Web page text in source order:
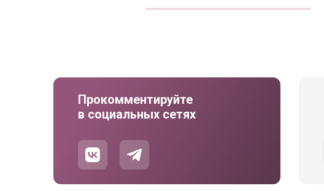
Прокомментируйте
в социальных сетях